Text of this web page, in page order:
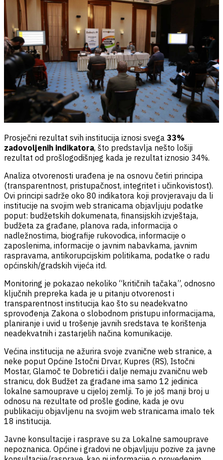
Prosječni rezultat svih institucija iznosi svega 33%
zadovoljenih indikatora, što predstavlja nešto lošiji
rezultat od prošlogodišnjeg kada je rezultat iznosio 34%.
Analiza otvorenosti urađena je na osnovu četiri principa
(transparentnost, pristupačnost, integritet i učinkovistost).
Ovi principi sadrže oko 80 indikatora koji provjeravaju da li
institucije na svojim web stranicama objavljuju podatke
poput: budžetskih dokumenata, finansijskih izvještaja,
budžeta za građane, planova rada, informacija o
nadležnostima, biografije rukovodica, informacije o
zaposlenima, informacije o javnim nabavkama, javnim
raspravama, antikorupcijskim politikama, podatke o radu
općinskih/gradskih vijeća itd.
Monitoring je pokazao nekoliko “kritičnih tačaka”, odnosno
ključnih prepreka kada je u pitanju otvorenost i
transparentnost institucija kao što su neadekvatno
sprovođenja Zakona o slobodnom pristupu informacijama,
planiranje i uvid u trošenje javnih sredstava te korištenja
neadekvatnih i zastarjelih načina komunikacije.
Većina institucija ne ažurira svoje zvanične web stranice, a
neke poput Općine Istočni Drvar, Kupres (RS), Istočni
Mostar, Glamoč te Dobretići i dalje nemaju zvaničnu web
stranicu, dok Budžet za građane ima samo 12 jedinica
lokalne samouprave u cijeloj zemlji. To je još manji broj u
odnosu na rezultate od prošle godine, kada je ovu
publikaciju objavljenu na svojim web stranicama imalo tek
18 institucija.
Javne konsultacije i rasprave su za Lokalne samouprave
nepoznanica. Općine i gradovi ne objavljuju pozive za javne